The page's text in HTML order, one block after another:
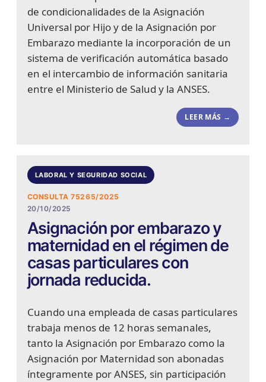
de condicionalidades de la Asignación
Universal por Hijo y de la Asignación por
Embarazo mediante la incorporación de un
sistema de verificación automática basado
en el intercambio de información sanitaria
entre el Ministerio de Salud y la ANSES.
LEER MÁS →
LABORAL Y SEGURIDAD SOCIAL
CONSULTA 75265/2025
20/10/2025
Asignación por embarazo y
maternidad en el régimen de
casas particulares con
jornada reducida.
Cuando una empleada de casas particulares
trabaja menos de 12 horas semanales,
tanto la Asignación por Embarazo como la
Asignación por Maternidad son abonadas
íntegramente por ANSES, sin participación